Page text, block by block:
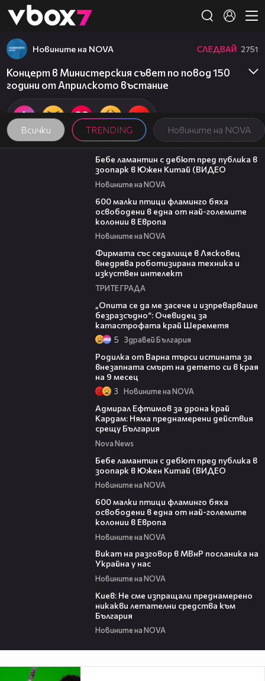
👾
Всички TRENDING Новините на NOVA
Новините на NOVA СЛЕДВАЙ 2751
Концерт в Министерския съвет по повод 150
години от Априлското въстание
00:50
Бебе ламантин с дебют пред публика в
зоопарк в Южен Китай (ВИДЕО
Новините на NOVA
600 малки птици фламинго бяха
освободени в една от най-големите
колонии в Европа
Новините на NOVA
Фирмата със седалище в Лясковец
внедрява роботизирана техника и
изкуствен интелект
ТРИТЕ ГРАДА
„Опита се да ме засече и изпреварваше
безразсъдно“: Очевидец за
катастрофата край Шереметя
5 Здравей България
Родилка от Варна търси истината за
внезапната смърт на детето си в края
на 9 месец
3 Новините на NOVA
Адмирал Ефтимов за дрона край
Кардам: Няма преднамерени действия
срещу България
Nova News
Бебе ламантин с дебют пред публика в
зоопарк в Южен Китай (ВИДЕО
Новините на NOVA
600 малки птици фламинго бяха
освободени в една от най-големите
колонии в Европа
Новините на NOVA
Викат на разговор в МВнР посланика на
Украйна у нас
Новините на NOVA
Киев: Не сме изпращали преднамерено
никакви летателни средства към
България
Новините на NOVA